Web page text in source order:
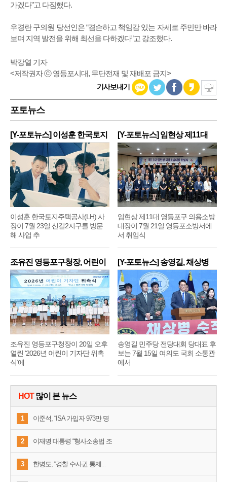
가겠다”고 다짐했다.
우경란 구의원 당선인은 “겸손하고 책임감 있는 자세로 주민만 바라
보며 지역 발전을 위해 최선을 다하겠다”고 강조했다.
박강열 기자
<저작권자 ⓒ 영등포시대, 무단전재 및 재배포 금지>
기사보내기
포토뉴스
[Y-포토뉴스] 이성훈 한국토지
주
이성훈 한국토지주택공사(LH) 사
장이 7월 23일 신길2지구를 방문
해 사업 추
[Y-포토뉴스] 임현상 제11대
영
임현상 제11대 영등포구 의용소방
대장이 7월 21일 영등포소방서에
서 취임식
조유진 영등포구청장, 어린이
기
조유진 영등포구청장이 20일 오후
열린 ‘2026년 어린이 기자단 위촉
식’에
[Y-포토뉴스] 송영길, 채상병
순
송영길 민주당 전당대회 당대표 후
보는 7월 15일 여의도 국회 소통관
에서
HOT많이 본 뉴스
1 이준석, “ISA 가입자 973만 명
2 이재명 대통령 “형사소송법 조
3 한병도, “경찰 수사권 통제...